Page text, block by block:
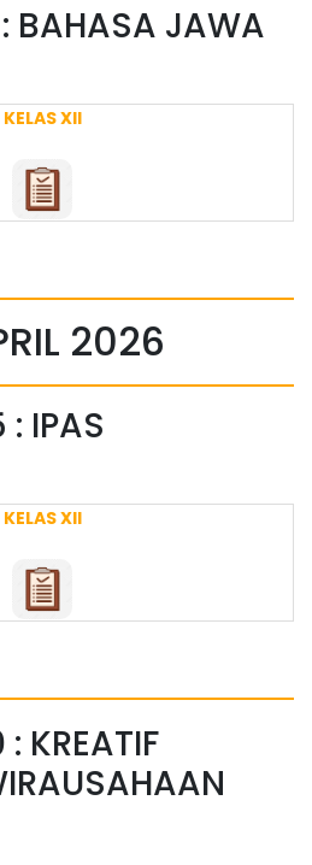
BAHASA JAWA
KELAS XII
2026
IPAS
KELAS XII
KREATIF